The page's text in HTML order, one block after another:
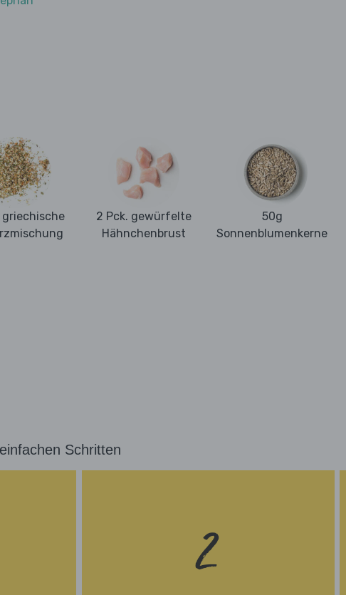
griechische
2 Pck. gewürfelte
Hähnchenbrust
50g
Sonnenblumenkerne
Schritten